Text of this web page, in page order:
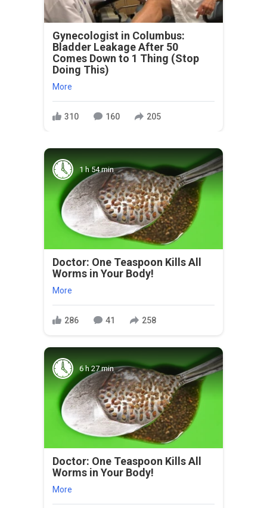
Gynecologist in Columbus:
Bladder Leakage After 50
Comes Down to 1 Thing (Stop
Doing This)
More
310 160 205
1 h 54 min
Doctor: One Teaspoon Kills All
Worms in Your Body!
More
286 41 258
6 h 27 min
Doctor: One Teaspoon Kills All
Worms in Your Body!
More